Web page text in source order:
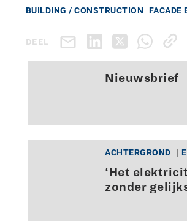
BUILDING / CONSTRUCTION FACADE
DEEL
Nieuwsbrief
ACHTERGROND
‘Het
zonder